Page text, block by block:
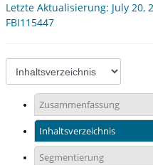
Letzte Aktualisierung: July 20,
FBI115447
Zusammenfassung
Inhaltsverzeichnis
Segmentierung